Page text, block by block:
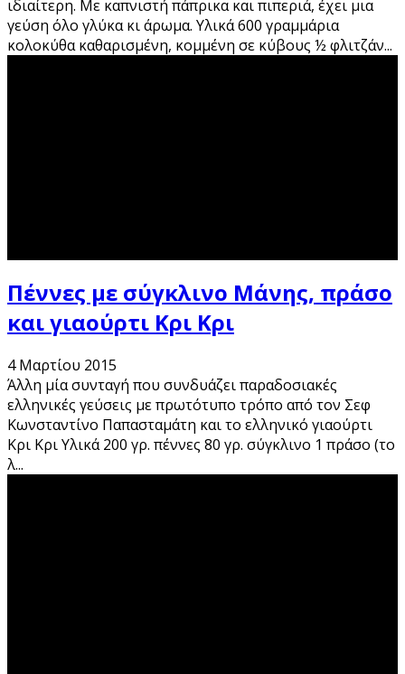
ιδιαίτερη. Με καπνιστή πάπρικα και πιπεριά, έχει μια
γεύση όλο γλύκα κι άρωμα. Υλικά 600 γραμμάρια
κολοκύθα καθαρισμένη, κομμένη σε κύβους ½ φλιτζάν...
Πέννες με σύγκλινο Μάνης, πράσο
και γιαούρτι Κρι Κρι
4 Μαρτίου 2015
Άλλη μία συνταγή που συνδυάζει παραδοσιακές
ελληνικές γεύσεις με πρωτότυπο τρόπο από τον Σεφ
Κωνσταντίνο Παπασταμάτη και το ελληνικό γιαούρτι
Κρι Κρι Υλικά 200 γρ. πέννες 80 γρ. σύγκλινο 1 πράσο (το
λ...